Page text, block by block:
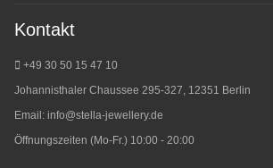
Kontakt
+49 30 50 15 47 10
Johannisthaler Chaussee 295-327, 12351 Berlin
Email: info@stella-jewellery.de
Öffnungszeiten (Mo-Fr.) 10:00 - 20:00